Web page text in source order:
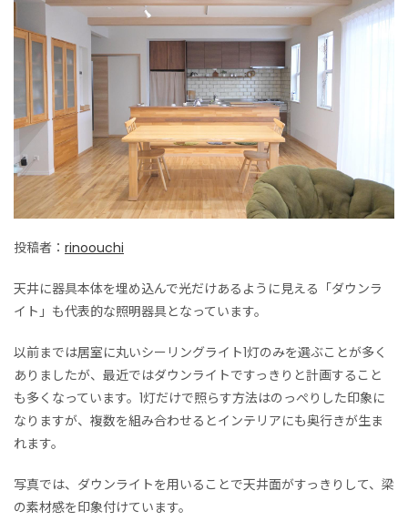
投稿者： rinoouchi
天井に器具本体を埋め込んで光だけあるように見える「ダウンラ
イト」も代表的な照明器具となっています。
以前までは居室に丸いシーリングライト1灯のみを選ぶことが多く
ありましたが、最近ではダウンライトですっきりと計画すること
も多くなっています。1灯だけで照らす方法はのっぺりした印象に
なりますが、複数を組み合わせるとインテリアにも奥行きが生ま
れます。
写真では、ダウンライトを用いることで天井面がすっきりして、梁
の素材感を印象付けています。